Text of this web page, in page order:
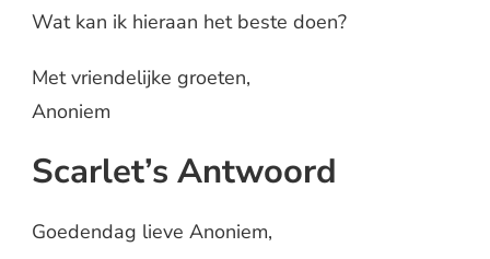
Wat kan ik hieraan het beste doen?
Met vriendelijke groeten,
Anoniem
Scarlet’s Antwoord
Goedendag lieve Anoniem,